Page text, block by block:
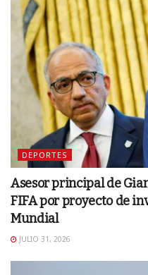
DEPORTES
Asesor principal de
FIFA por proyecto de
Mundial
JULIO 31, 2026